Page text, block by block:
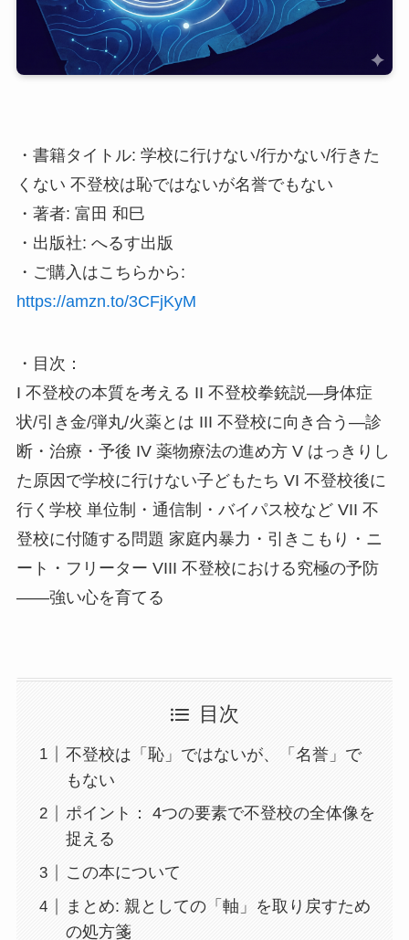
・書籍タイトル: 学校に行けない/行かない/行きた
くない 不登校は恥ではないが名誉でもない
・著者: 富田 和巳
・出版社: へるす出版
・ご購入はこちらから:
https://amzn.to/3CFjKyM
・目次：
I 不登校の本質を考える II 不登校拳銃説―身体症
状/引き金/弾丸/火薬とは III 不登校に向き合う―診
断・治療・予後 IV 薬物療法の進め方 V はっきりし
た原因で学校に行けない子どもたち VI 不登校後に
行く学校 単位制・通信制・バイパス校など VII 不
登校に付随する問題 家庭内暴力・引きこもり・ニ
ート・フリーター VIII 不登校における究極の予防
――強い心を育てる
目次
不登校は「恥」ではないが、「名誉」で
もない
ポイント： 4つの要素で不登校の全体像を
捉える
この本について
まとめ: 親としての「軸」を取り戻すため
の処方箋